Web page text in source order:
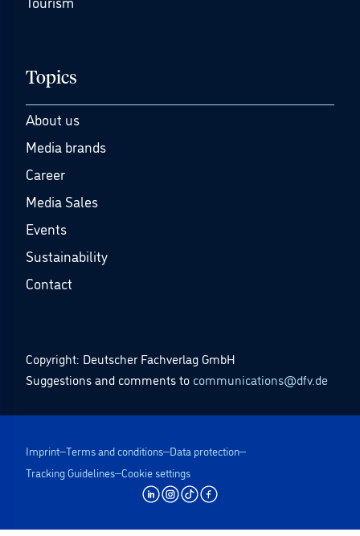
Topics
About us
Media brands
Career
Media Sales
Events
Sustainability
Contact
Copyright: Deutscher Fachverlag GmbH
Suggestions and comments to communications@dfv.de
Imprint Terms and conditions Data protection
Tracking Guidelines Cookie settings